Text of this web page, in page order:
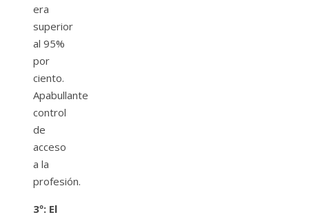
era
superior
al 95%
por
ciento.
Apabullante
control
de
acceso
a la
profesión.
3º: El